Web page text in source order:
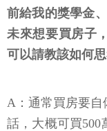
前給我的獎學金
未來想要買房子
可以請教該如何
A：通常買房要自
話，大概可買500